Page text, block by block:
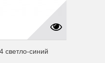
светло-синий